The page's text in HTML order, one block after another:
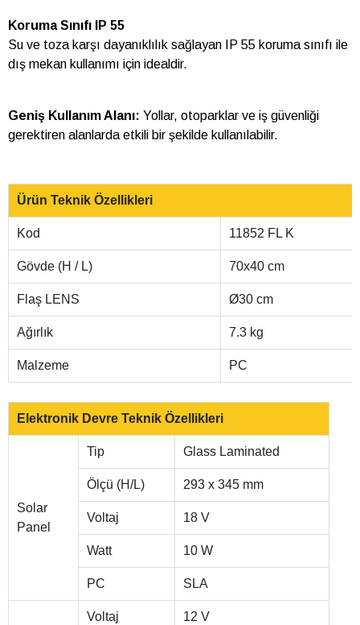
Koruma Sınıfı IP 55
Su ve toza karşı dayanıklılık sağlayan IP 55 koruma sınıfı ile
dış mekan kullanımı için idealdir.
Geniş Kullanım Alanı: Yollar, otoparklar ve iş güvenliği
gerektiren alanlarda etkili bir şekilde kullanılabilir.
Ürün Teknik Özellikleri
Kod 11852 FL K
Gövde (H / L) 70x40 cm
Flaş LENS Ø30 cm
Ağırlık 7.3 kg
Malzeme PC
Elektronik Devre Teknik Özellikleri
Solar
Panel
Tip Glass Laminated
Ölçü (H/L) 293 x 345 mm
Voltaj 18 V
Watt 10 W
PC SLA
Voltaj 12 V